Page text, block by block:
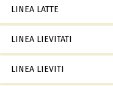
LINEA LATTE
LINEA LIEVITATI
LINEA LIEVITI